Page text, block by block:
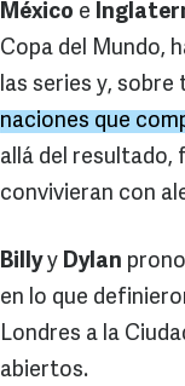
México e
Copa del Mundo,
las series y,
naciones que
allá del resultado,
convivieran con
Billyy Dylan
en lo que
Londres a la
abiertos.